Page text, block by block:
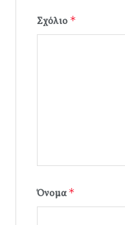
Σχόλιο *
Όνομα*